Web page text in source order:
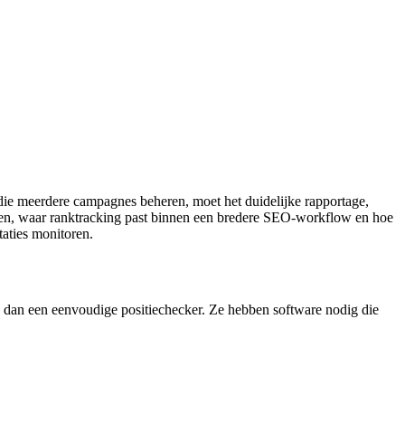
meerdere campagnes beheren, moet het duidelijke rapportage,
waar ranktracking past binnen een bredere SEO‑workflow en hoe
monitoren.
een eenvoudige positiechecker. Ze hebben software nodig die